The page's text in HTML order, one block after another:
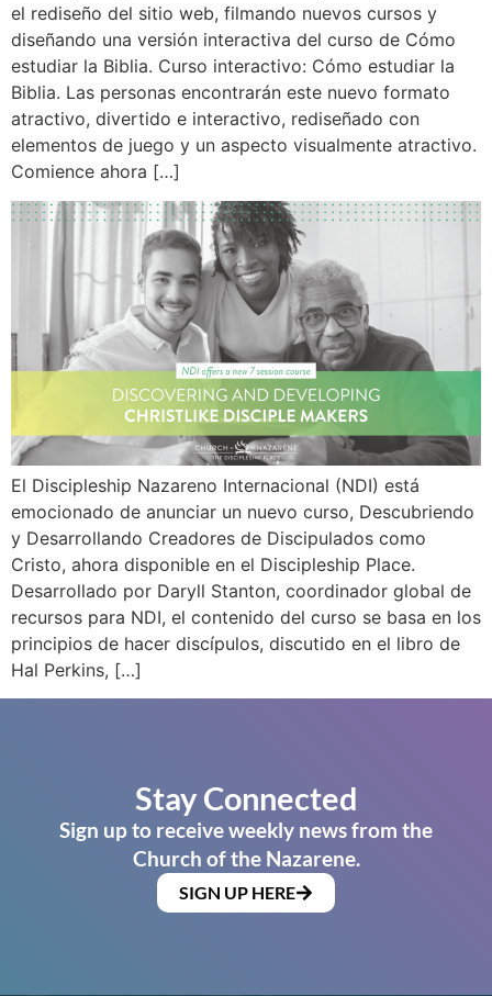
el rediseño del sitio web, filmando nuevos cursos y
diseñando una versión interactiva del curso de Cómo
estudiar la Biblia. Curso interactivo: Cómo estudiar la
Biblia. Las personas encontrarán este nuevo formato
atractivo, divertido e interactivo, rediseñado con
elementos de juego y un aspecto visualmente atractivo.
Comience ahora […]
El Discipleship Nazareno Internacional (NDI) está
emocionado de anunciar un nuevo curso, Descubriendo
y Desarrollando Creadores de Discipulados como
Cristo, ahora disponible en el Discipleship Place.
Desarrollado por Daryll Stanton, coordinador global de
recursos para NDI, el contenido del curso se basa en los
principios de hacer discípulos, discutido en el libro de
Hal Perkins, […]
Stay Connected
Sign up to receive weekly news from the
Church of the Nazarene.
SIGN UP HERE